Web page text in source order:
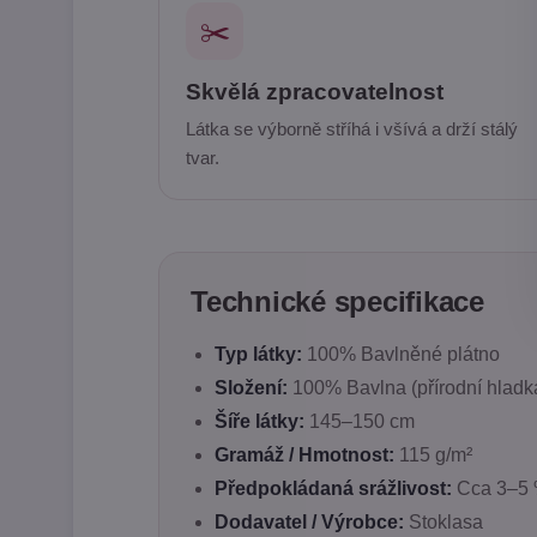
✂️
Skvělá zpracovatelnost
Látka se výborně stříhá i všívá a drží stálý
tvar.
Technické specifikace
Typ látky: 100% Bavlněné plátno
Složení: 100% Bavlna (přírodní
Šíře látky: 145–150 cm
Gramáž / Hmotnost: 115 g/m²
Předpokládaná srážlivost: Cca 3–5
Dodavatel / Výrobce: Stoklasa